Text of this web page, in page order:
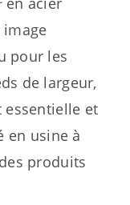
pour les
de largeur,
essentielle et
en usine à
produits